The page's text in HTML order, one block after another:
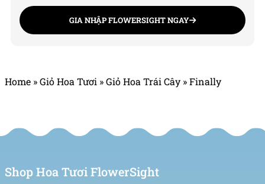
GIA NHẬP FLOWERSIGHT NGAY
Home »Giỏ Hoa Tươi »Giỏ Hoa Trái Cây »Finally
Shop Hoa Tươi FlowerSight